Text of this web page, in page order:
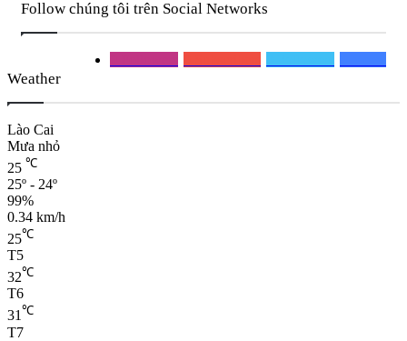
Follow chúng tôi trên Social Networks
Weather
Lào Cai
Mưa nhỏ
25 ℃
25º - 24º
99%
0.34 km/h
25℃
T5
32℃
T6
31℃
T7